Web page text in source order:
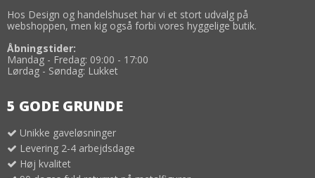
Hos Design og handelshuset har vi et stort udvalg på
webshoppen, men kig også forbi vores hyggelige butik.
Åbningstider:
Mandag - Fredag: 09:00 - 17:00
Lørdag - Søndag: Lukket
5 GODE GRUNDE
Unikke gaveløsninger
Levering 2-4 arbejdsdage
Høj kvalitet